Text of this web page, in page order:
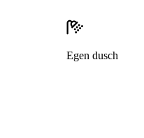
Egen dusch